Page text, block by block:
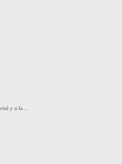
y a la…